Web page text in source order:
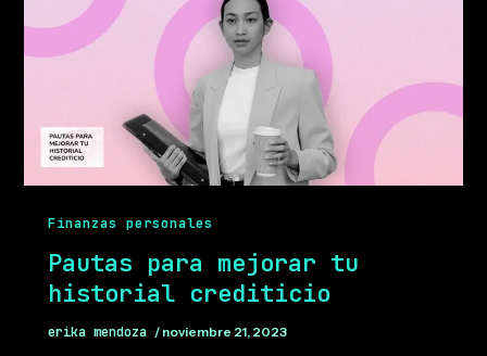
Finanzas personales
Pautas para mejorar tu
historial crediticio
erika mendoza / noviembre 21, 2023